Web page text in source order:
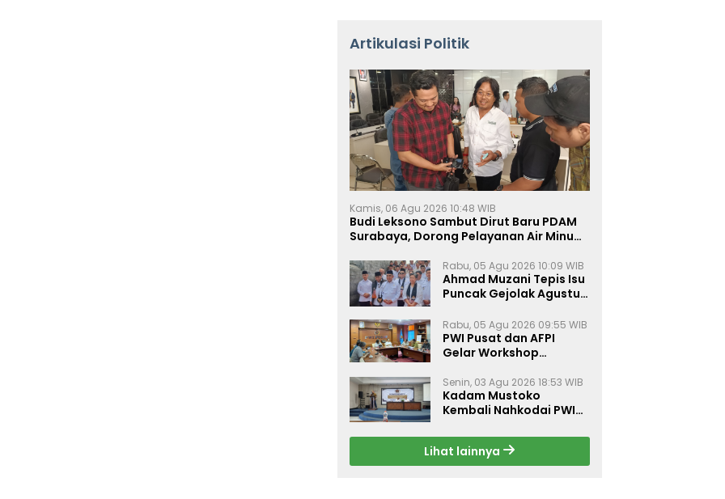
Artikulasi Politik
Kamis, 06 Agu 2026 10:48 WIB
Budi Leksono Sambut Dirut Baru PDAM
Surabaya, Dorong Pelayanan Air Minum
Rabu, 05 Agu 2026 10:09 WIB
Ahmad Muzani Tepis Isu
Puncak Gejolak Agustus
Perkuat Persatuan
Rabu, 05 Agu 2026 09:55 WIB
PWI Pusat dan AFPI
Gelar Workshop
Inklusi Keuangan, dan
Perlindungan Publik
Senin, 03 Agu 2026 18:53 WIB
Kadam Mustoko
Kembali Nahkodai PWI
Harap Sinergi Antar
Daerah Kian Kuat
Lihat lainnya